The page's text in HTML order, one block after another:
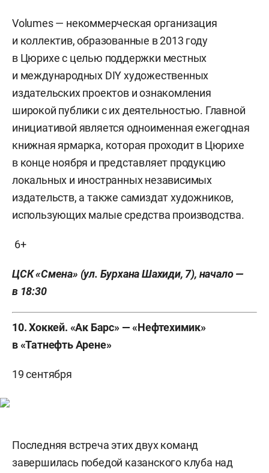
Volumes — некоммерческая организация
и коллектив, образованные в 2013 году
в Цюрихе с целью поддержки местных
и международных DIY художественных
издательских проектов и ознакомления
широкой публики с их деятельностью. Главной
инициативой является одноименная ежегодная
книжная ярмарка, которая проходит в Цюрихе
в конце ноября и представляет продукцию
локальных и иностранных независимых
издательств, а также самиздат художников,
использующих малые средства производства.
6+
ЦСК «Смена» (ул. Бурхана Шахиди, 7), начало —
в 18:30
10. Хоккей. «Ак Барс» — «Нефтехимик»
в «Татнефть Арене»
19 сентября
Последняя встреча этих двух команд
завершилась победой казанского клуба над